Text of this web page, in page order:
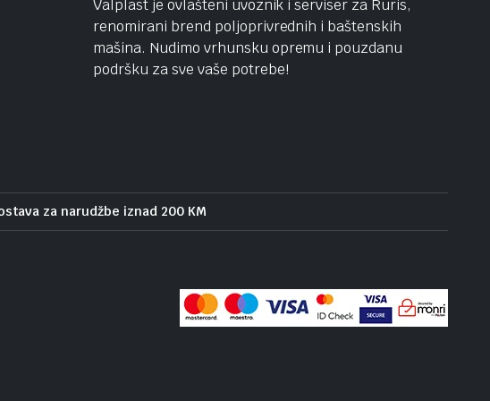
Valplast je ovlašteni uvoznik i serviser za Ruris,
renomirani brend poljoprivrednih i baštenskih
mašina. Nudimo vrhunsku opremu i pouzdanu
podršku za sve vaše potrebe!
za narudžbe iznad 200 KM